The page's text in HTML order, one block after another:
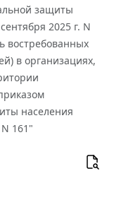
защиты
2025 г. N
востребованных
в организациях,
населения
161"